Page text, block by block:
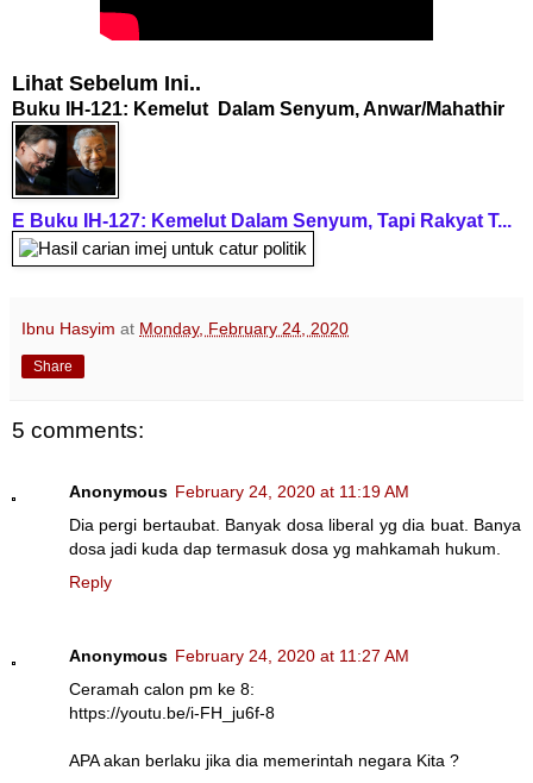
Lihat Sebelum Ini..
Buku IH-121: Kemelut Dalam Senyum, Anwar/Mahathir
E Buku IH-127: Kemelut Dalam Senyum, Tapi Rakyat T...
Ibnu Hasyim at Monday, February 24, 2020
Share
5 comments:
Anonymous February 24, 2020 at 11:19 AM
Dia pergi bertaubat. Banyak dosa liberal yg dia buat. Banya
dosa jadi kuda dap termasuk dosa yg mahkamah hukum.
Reply
Anonymous February 24, 2020 at 11:27 AM
Ceramah calon pm ke 8:
https://youtu.be/i-FH_ju6f-8
APA akan berlaku jika dia memerintah negara Kita ?